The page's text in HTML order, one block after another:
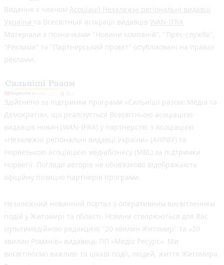
Видання є членом Асоціації Незалежні регіональні видавці
України та Всесвітньої асоціації видавців WAN-IFRA
Матеріали з позначками "Новини компаній", "Прес-служба",
"Реклама" та "Партнерський проєкт" опубліковані на правах
реклами.
Здійснено за підтримки програми «Сильніші разом: Медіа та
Демократія», що реалізується Всесвітньою асоціацією
видавців новин (WAN-IFRA) у партнерстві з Асоціацією
«Незалежні регіональні видавці України» (АНРВУ) та
Норвезькою асоціацією медіабізнесу (MBL) за підтримки
Норвегії. Погляди авторів не обов’язково відображають
офіційну позицію партнерів програми.
Незалежний новинний портал з оперативним висвітленням
подій у Житомирі та області. Новини створюються для Вас
мультимедійною редакцією "20 хвилин Житомир" та «20
хвилин Романів» видавець ПП «Медіа Ресурс». Ми
висвітлюємо важливі та цікаві події, людей, життя Житомира.